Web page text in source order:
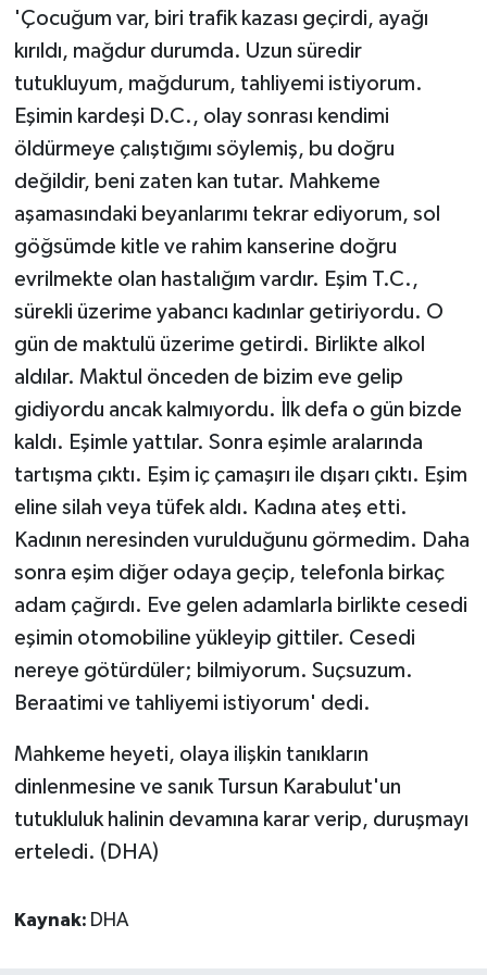
'Çocuğum var, biri trafik kazası geçirdi, ayağı
kırıldı, mağdur durumda. Uzun süredir
tutukluyum, mağdurum, tahliyemi istiyorum.
Eşimin kardeşi D.C., olay sonrası kendimi
öldürmeye çalıştığımı söylemiş, bu doğru
değildir, beni zaten kan tutar. Mahkeme
aşamasındaki beyanlarımı tekrar ediyorum, sol
göğsümde kitle ve rahim kanserine doğru
evrilmekte olan hastalığım vardır. Eşim T.C.,
sürekli üzerime yabancı kadınlar getiriyordu. O
gün de maktulü üzerime getirdi. Birlikte alkol
aldılar. Maktul önceden de bizim eve gelip
gidiyordu ancak kalmıyordu. İlk defa o gün bizde
kaldı. Eşimle yattılar. Sonra eşimle aralarında
tartışma çıktı. Eşim iç çamaşırı ile dışarı çıktı. Eşim
eline silah veya tüfek aldı. Kadına ateş etti.
Kadının neresinden vurulduğunu görmedim. Daha
sonra eşim diğer odaya geçip, telefonla birkaç
adam çağırdı. Eve gelen adamlarla birlikte cesedi
eşimin otomobiline yükleyip gittiler. Cesedi
nereye götürdüler; bilmiyorum. Suçsuzum.
Beraatimi ve tahliyemi istiyorum' dedi.
Mahkeme heyeti, olaya ilişkin tanıkların
dinlenmesine ve sanık Tursun Karabulut'un
tutukluluk halinin devamına karar verip, duruşmayı
erteledi. (DHA)
Kaynak: DHA